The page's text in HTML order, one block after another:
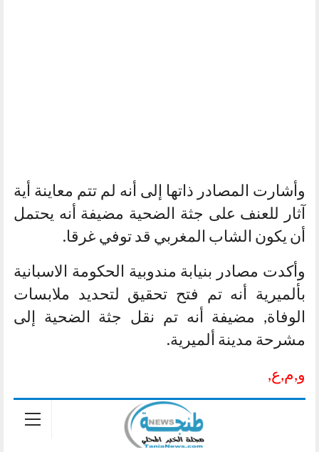
وأشارت المصادر ذاتها إلى أنه لم تتم معاينة أية
آثار للعنف على جثة الضحية مضيفة أنه يحتمل
أن يكون الشاب المغربي قد توفي غرقا.
وأكدت مصادر بنيابة مندوبية الحكومة الاسبانية
بألميرية أنه تم فتح تحقيق لتحديد ملابسات
الوفاة, مضيفة أنه تم نقل جثة الضحية إلى
مشرحة مدينة ألميرية.
و,م,ع,